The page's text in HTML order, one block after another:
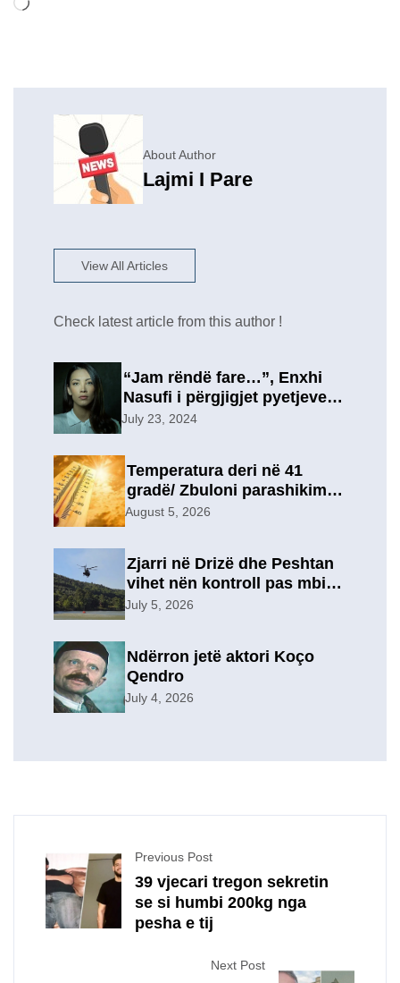
About Author
Lajmi I Pare
View All Articles
Check latest article from this author !
“Jam rëndë fare…”, Enxhi
Nasufi i përgjigjet pyetjeve
për ish-in, pas përfundimit të
një lidhje të re?
July 23, 2024
Temperatura deri në 41
gradë/ Zbuloni parashikimin
e motit, për sot
August 5, 2026
Zjarri në Drizë dhe Peshtan
vihet nën kontroll pas mbi 9
orësh operacion, u
July 5, 2026
Ndërron jetë aktori Koço
Qendro
July 4, 2026
Previous Post
39 vjecari tregon sekretin
se si humbi 200kg nga
pesha e tij
Next Post